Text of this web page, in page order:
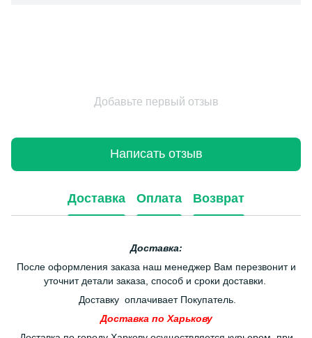
Добавьте первый отзыв
Написать отзыв
Доставка Оплата Возврат
Доставка:
После оформления заказа наш менеджер Вам перезвонит и
уточнит детали заказа, способ и сроки доставки.
Доставку оплачивает Покупатель.
Доставка по Харькову